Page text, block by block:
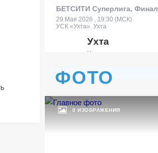
БЕТСИТИ Суперлига, Финал
29 Мая 2026 , 19:30 (МСК)
УСК «Ухта». Ухта
Ухта
Ухта
Тюмень
Матч-центр
ФОТО
0 ИЗОБРАЖЕНИЯ